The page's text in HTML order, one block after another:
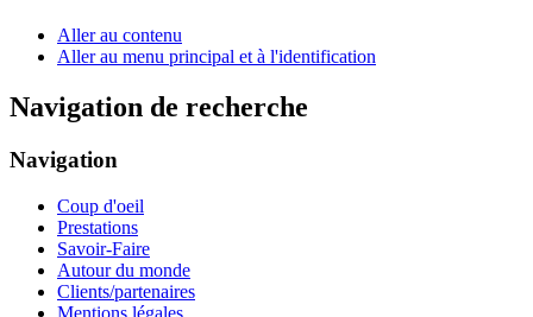
Aller au contenu
Aller au menu principal et à l'identification
Navigation de recherche
Navigation
Coup d'oeil
Prestations
Savoir-Faire
Autour du monde
Clients/partenaires
Mentions légales